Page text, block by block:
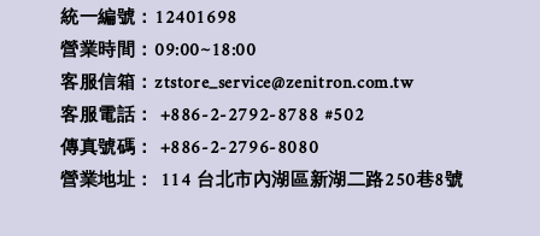
統一編號：12401698
營業時間：09:00~18:00
客服信箱：ztstore_service@zenitron.com.tw
客服電話： +886-2-2792-8788 #502
傳真號碼： +886-2-2796-8080
營業地址： 114 台北市內湖區新湖二路250巷8號